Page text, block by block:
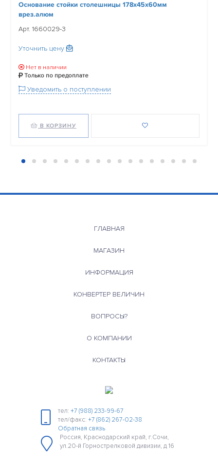
Основание стойки столешницы 178х45х60мм
врез.алюм
Арт. 1660029-3
Уточнить цену
Нет в наличии
Только по предоплате
Уведомить о поступлении
В КОРЗИНУ
ГЛАВНАЯ
МАГАЗИН
ИНФОРМАЦИЯ
КОНВЕРТЕР ВЕЛИЧИН
ВОПРОСЫ?
О КОМПАНИИ
КОНТАКТЫ
тел: +7 (988) 233-99-67
тел/факс: +7 (862) 267-02-38
Обратная связь
Россия, Краснодарский край, г.Сочи,
ул.20-й Горнострелковой дивизии, д 16